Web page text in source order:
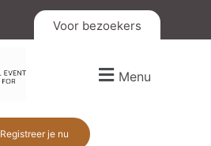
Voor bezoekers
Menu
Registreer je nu